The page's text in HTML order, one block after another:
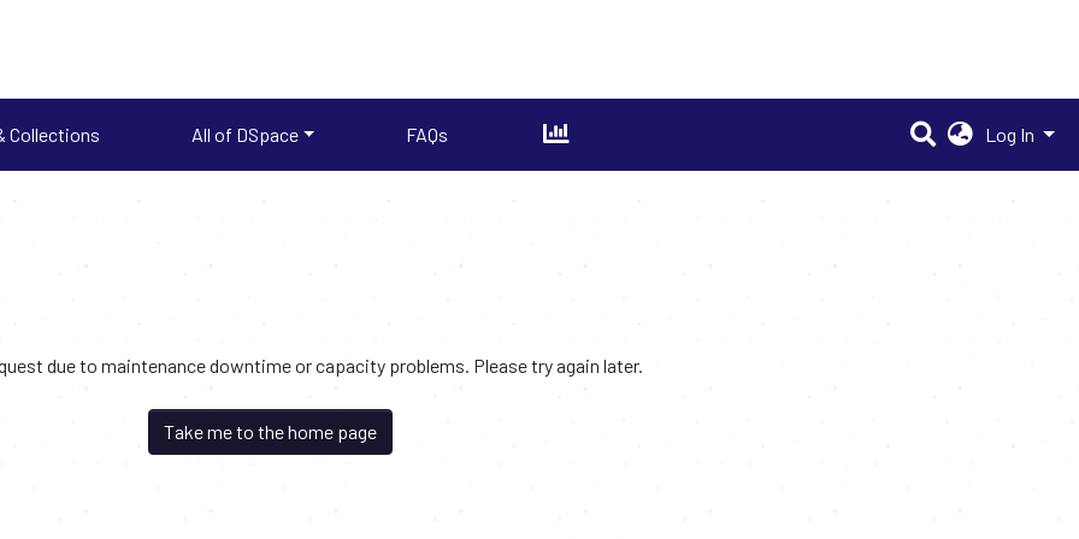
Collections All of DSpace FAQs Log In
due to maintenance downtime or capacity problems. Please try again later.
Take me to the home page